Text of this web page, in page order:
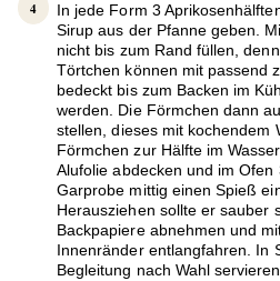
In jede Form 3
Sirup aus der Pfanne geben.
nicht bis zum Rand füllen,
Törtchen können mit passend
bedeckt bis zum Backen im
werden. Die Förmchen dann
stellen, dieses mit kochendem
Förmchen zur Hälfte im
Alufolie abdecken und im
Garprobe mittig einen Spieß
Herausziehen sollte er sauber
Backpapiere abnehmen und
Innenränder entlangfahren. In
Begleitung nach Wahl